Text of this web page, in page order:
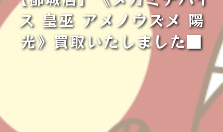
ス 皇巫 アメノウズメ 陽
光》買取いたしました■